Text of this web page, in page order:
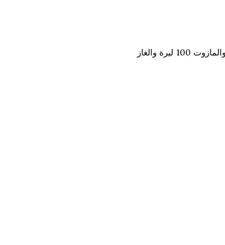
رادار نيوز- إنخفضت أسعار المحروقات اليوم الأربعاء 10 نيسان 2013، بحيث سجل الإنخفاض في سعر صفيحة البنزين 300 ليرة والمازوت 100 ليرة والغاز